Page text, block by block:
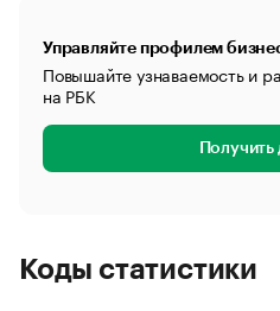
Управляйте профилем
Повышайте узнаваемость и
на РБК
Получить
Коды статистики